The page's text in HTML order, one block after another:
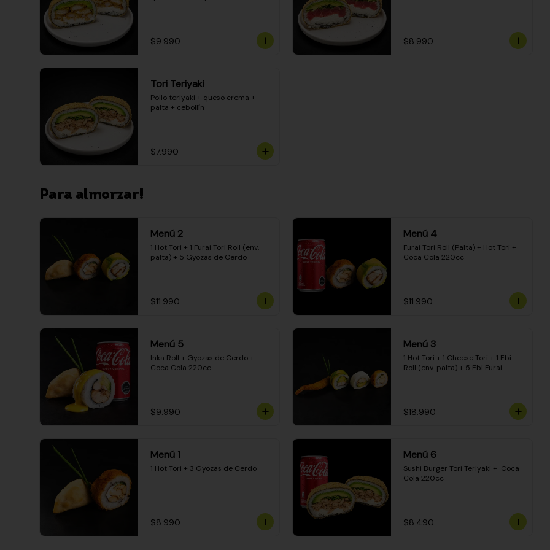
$9.990 $8.990
Tori Teriyaki
Pollo teriyaki + queso crema +
palta + cebollín
$7.990
Para almorzar!
Menú 2
1 Hot Tori + 1 Furai Tori Roll (env.
palta) + 5 Gyozas de Cerdo
$11.990
Menú 4
Furai Tori Roll (Palta) + Hot Tori +
Coca Cola 220cc
$11.990
Menú 5
Inka Roll + Gyozas de Cerdo +
Coca Cola 220cc
$9.990
Menú 3
1 Hot Tori + 1 Cheese Tori + 1 Ebi
Roll (env. palta) + 5 Ebi Furai
$18.990
Menú 1
1 Hot Tori + 3 Gyozas de Cerdo
$8.990
Menú 6
Sushi Burger Tori Teriyaki +  Coca
Cola 220cc
$8.490